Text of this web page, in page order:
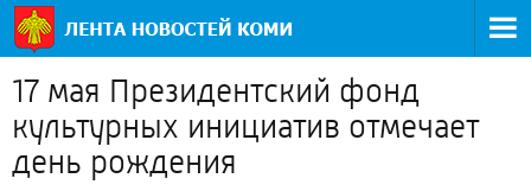
17 мая Президентский фонд
культурных инициатив отмечает
день рождения